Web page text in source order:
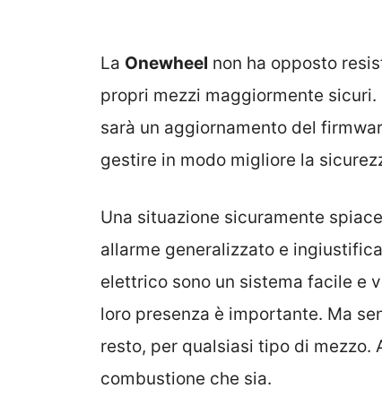
La Onewheel non ha opposto
propri mezzi maggiormente
sarà un aggiornamento del
gestire in modo migliore la
Una situazione sicuramente
allarme generalizzato e
elettrico sono un sistema facile e
loro presenza è importante. Ma
resto, per qualsiasi tipo di mezzo.
combustione che sia.